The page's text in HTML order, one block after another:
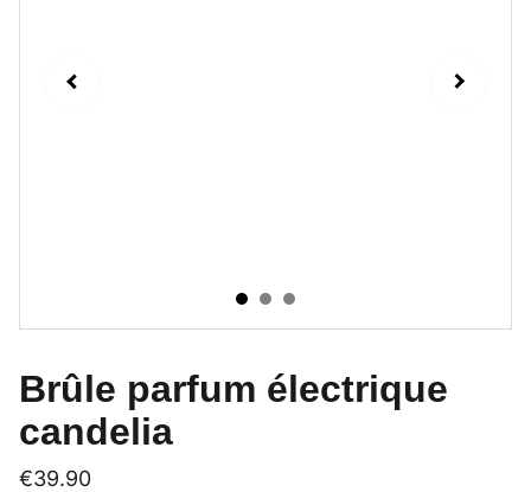
Brûle parfum électrique
candelia
€39.90